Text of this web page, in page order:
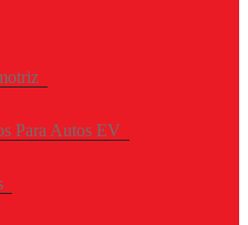
Para Autos EV